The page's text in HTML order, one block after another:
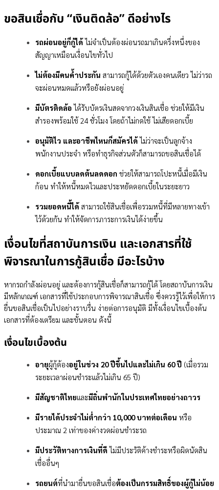
ขอสินเชื่อกับ “เงินติดล้อ” ดีอย่างไร
รถผ่อนอยู่ก็กู้ได้ไม่จำเป็นต้องผ่อนรถมาเกินครึ่งหนึ่งของ
สัญญาเหมือนเงื่อนไขทั่วไป
ไม่ต้องมีคนค้ำประกัน สามารถกู้ได้ด้วยตัวเองคนเดียว ไม่ว่ารถ
จะผ่อนหมดแล้วหรือยังผ่อนอยู่
มีบัตรติดล้อ ได้รับบัตรเงินสดจากวงเงินสินเชื่อ ช่วยให้มีเงิน
สำรองพร้อมใช้ 24 ชั่วโมง โดยถ้าไม่กดใช้ ไม่เสียดอกเบี้ย
อนุมัติไว และอาชีพไหนก็สมัครได้ไม่ว่าจะเป็นลูกจ้าง
พนักงานประจำ หรือทำธุรกิจส่วนตัวก็สามารถขอสินเชื่อได้
ดอกเบี้ยแบบลดต้นลดดอก ช่วยให้สามารถโปะหนี้เมื่อมีเงิน
ก้อน ทำให้หนี้หมดไวและประหยัดดอกเบี้ยในระยะยาว
รวมยอดหนี้ได้ สามารถใช้สินเชื่อเพื่อรวมหนี้ที่มีหลายทางเข้า
ไว้ด้วยกัน ทำให้จัดการภาระการเงินได้ง่ายขึ้น
เงื่อนไขที่สถาบันการเงิน และเอกสารที่ใช้
พิจารณาในการกู้สินเชื่อ มีอะไรบ้าง
หากรถกำลังผ่อนอยู่ และต้องการกู้สินเชื่อก็สามารถกู้ได้ โดยสถาบันการเงิน
มีหลักเกณฑ์ เอกสารที่ใช้ประกอบการพิจารณาสินเชื่อ ซึ่งควรรู้ไว้เพื่อให้การ
ยื่นขอสินเชื่อเป็นไปอย่างราบรื่น ง่ายต่อการอนุมัติ มีทั้งเงื่อนไขเบื้องต้น
เอกสารที่ต้องเตรียม และขั้นตอน ดังนี้
เงื่อนไขเบื้องต้น
อายุผู้กู้ต้องอยู่ในช่วง 20 ปีขึ้นไปและไม่เกิน 60 ปี (เมื่อรวม
ระยะเวลาผ่อนชำระแล้วไม่เกิน 65 ปี)
มีสัญชาติไทยและมีถิ่นพำนักในประเทศไทยอย่างถาวร
มีรายได้ประจำไม่ต่ำกว่า 10,000 บาทต่อเดือน หรือ
ประมาณ 2 เท่าของค่างวดผ่อนชำระรถ
มีประวัติทางการเงินที่ดี ไม่มีประวัติค้างชำระหรือผิดนัดสิน
เชื่ออื่นๆ
รถยนต์ที่นำมายื่นขอสินเชื่อต้องเป็นกรรมสิทธิ์ของผู้กู้ไม่น้อย